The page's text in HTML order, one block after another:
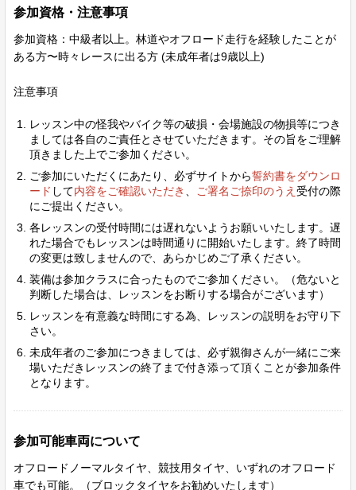
参加資格・注意事項
参加資格：中級者以上。林道やオフロード走行を経験したことが
ある方〜時々レースに出る方 (未成年者は9歳以上)
注意事項
レッスン中の怪我やバイク等の破損・会場施設の物損等につき
ましては各自のご責任とさせていただきます。その旨をご理解
頂きました上でご参加ください。
ご参加にいただくにあたり、必ずサイトから誓約書をダウンロ
ード して内容をご確認いただき 、 ご署名ご捺印のうえ 受付の際
にご提出ください。
各レッスンの受付時間には遅れないようお願いいたします。遅
れた場合でもレッスンは時間通りに開始いたします。終了時間
の変更は致しませんので、あらかじめご了承ください。
装備は参加クラスに合ったものでご参加ください。（危ないと
判断した場合は、レッスンをお断りする場合がございます）
レッスンを有意義な時間にする為、レッスンの説明をお守り下
さい。
未成年者のご参加につきましては、必ず親御さんが一緒にご来
場いただきレッスンの終了まで付き添って頂くことが参加条件
となります。
参加可能車両について
オフロードノーマルタイヤ、競技用タイヤ、いずれのオフロード
車でも可能。（ブロックタイヤをお勧めいたします）